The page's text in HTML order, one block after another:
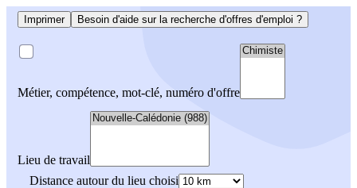
Imprimer Besoin d'aide sur la recherche d'offres d'emploi ?
Métier, compétence, mot-clé, numéro d'offre
Lieu de travail
Distance autour du lieu choisi